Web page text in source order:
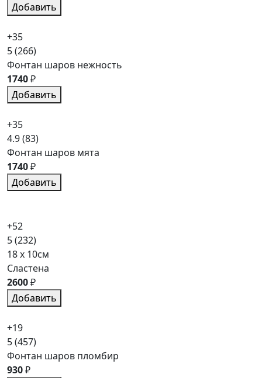
Добавить
+35
5(266)
Фонтан шаров нежность
1740₽
Добавить
+35
4.9(83)
Фонтан шаров мята
1740₽
Добавить
+52
5(232)
18 x 10см
Сластена
2600₽
Добавить
+19
5(457)
Фонтан шаров пломбир
930₽